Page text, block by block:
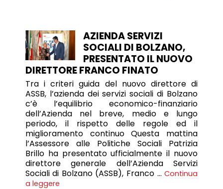
AZIENDA SERVIZI
SOCIALI DI BOLZANO,
PRESENTATO IL NUOVO
DIRETTORE FRANCO FINATO
Tra i criteri guida del nuovo direttore di
ASSB, l’azienda dei servizi sociali di Bolzano
c’è l’equilibrio economico-finanziario
dell’Azienda nel breve, medio e lungo
periodo, il rispetto delle regole ed il
miglioramento continuo Questa mattina
l’Assessore alle Politiche Sociali Patrizia
Brillo ha presentato ufficialmente il nuovo
direttore generale dell’Azienda Servizi
Sociali di Bolzano (ASSB), Franco …Continua
a leggere